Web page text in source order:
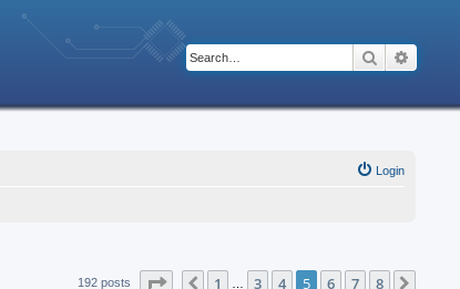
Search
Login
192 posts Page of 8
Previous
1 3 4 5 6 7 8